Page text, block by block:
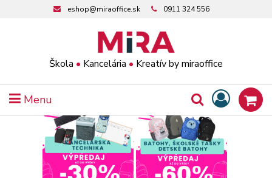
Škola • Kancelária • Kreatív by miraoffice
eshop@miraoffice.sk 0911 324 556
Menu